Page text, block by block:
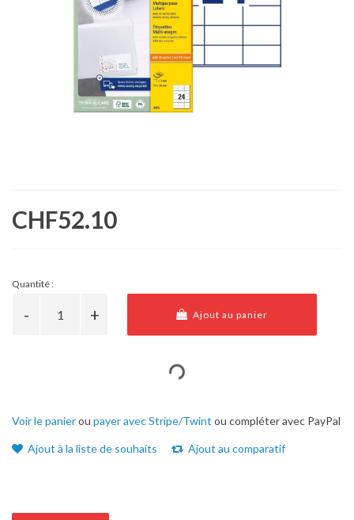
CHF52.10
Quantité :
Ajout au panier
Voir le panierou payer avec Stripe/Twint ou compléter avec PayPal
Ajout à la liste de souhaits Ajout au comparatif